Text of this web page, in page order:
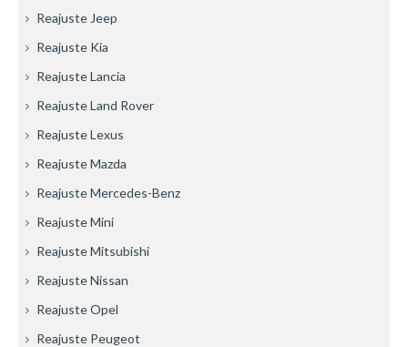
Reajuste Jeep
Reajuste Kia
Reajuste Lancia
Reajuste Land Rover
Reajuste Lexus
Reajuste Mazda
Reajuste Mercedes-Benz
Reajuste Mini
Reajuste Mitsubishi
Reajuste Nissan
Reajuste Opel
Reajuste Peugeot